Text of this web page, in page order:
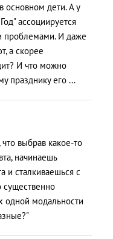
основном дети. А у
ассоциируется
проблемами. И даже
а скорее
И что можно
празднику его ...
что выбрав какое-то
начинаешь
и сталкиваешься с
существенно
одной модальности